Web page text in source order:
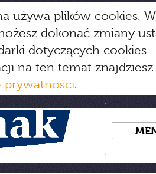
używa plików cookies.
dokonać zmiany
dotyczących cookies
na ten temat
prywatności.